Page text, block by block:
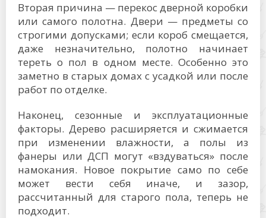
Вторая причина — перекос дверной коробки
или самого полотна. Двери — предметы со
строгими допусками; если короб смещается,
даже незначительно, полотно начинает
тереть о пол в одном месте. Особенно это
заметно в старых домах с усадкой или после
работ по отделке.
Наконец, сезонные и эксплуатационные
факторы. Дерево расширяется и сжимается
при изменении влажности, а полы из
фанеры или ДСП могут «вздуваться» после
намокания. Новое покрытие само по себе
может вести себя иначе, и зазор,
рассчитанный для старого пола, теперь не
подходит.